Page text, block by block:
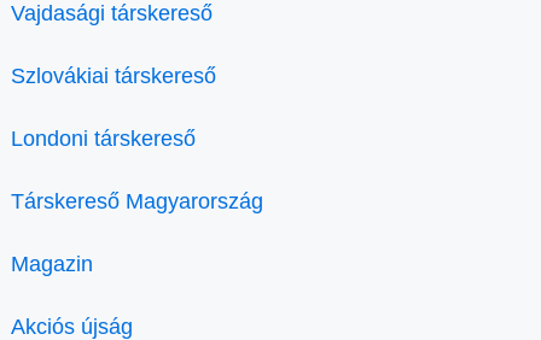
Vajdasági társkereső
Szlovákiai társkereső
Londoni társkereső
Társkereső Magyarország
Magazin
Akciós újság